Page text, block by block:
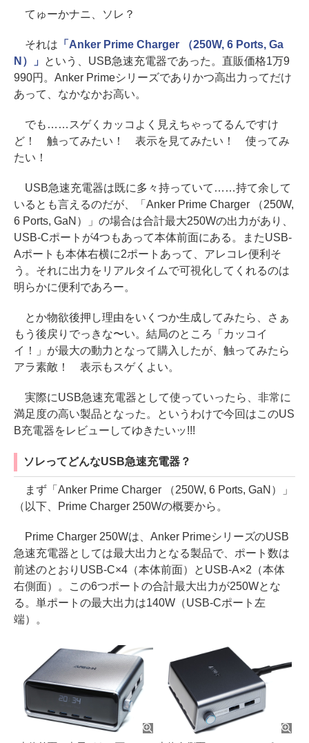
てゅーかナニ、ソレ？
それは 「Anker Prime Charger （250W, 6 Ports, Ga
N）」
という、USB急速充電器であった。直販価格1万9
990円。Anker Primeシリーズでありかつ高出力ってだけ
あって、なかなかお高い。
でも……スゲくカッコよく見えちゃってるんですけ
ど！ 触ってみたい！ 表示を見てみたい！ 使ってみ
たい！
USB急速充電器は既に多々持っていて……持て余して
いるとも言えるのだが、「Anker Prime Charger （250W,
6 Ports, GaN）」の場合は合計最大250Wの出力があり、
USB-Cポートが4つもあって本体前面にある。またUSB-
Aポートも本体右横に2ポートあって、アレコレ便利そ
う。それに出力をリアルタイムで可視化してくれるのは
明らかに便利であろー。
とか物欲後押し理由をいくつか生成してみたら、さぁ
もう後戻りでっきな〜い。結局のところ「カッコイ
イ！」が最大の動力となって購入したが、触ってみたら
アラ素敵！ 表示もスゲくよい。
実際にUSB急速充電器として使っていったら、非常に
満足度の高い製品となった。というわけで今回はこのUS
B充電器をレビューしてゆきたいッ!!!
ソレってどんなUSB急速充電器？
まず「Anker Prime Charger （250W, 6 Ports, GaN）」
（以下、Prime Charger 250Wの概要から。
Prime Charger 250Wは、Anker PrimeシリーズのUSB
急速充電器としては最大出力となる製品で、ポート数は
前述のとおりUSB-C×4（本体前面）とUSB-A×2（本体
右側面）。この6つポートの合計最大出力が250Wとな
る。単ポートの最大出力は140W（USB-Cポート左
端）。